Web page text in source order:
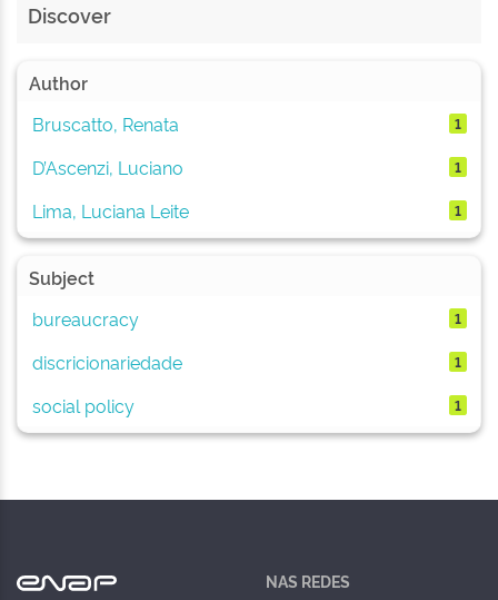
Discover
Author
Bruscatto, Renata
1
D’Ascenzi, Luciano 1
Lima, Luciana Leite 1
Subject
bureaucracy
1
discricionariedade 1
social policy 1
NAS REDES